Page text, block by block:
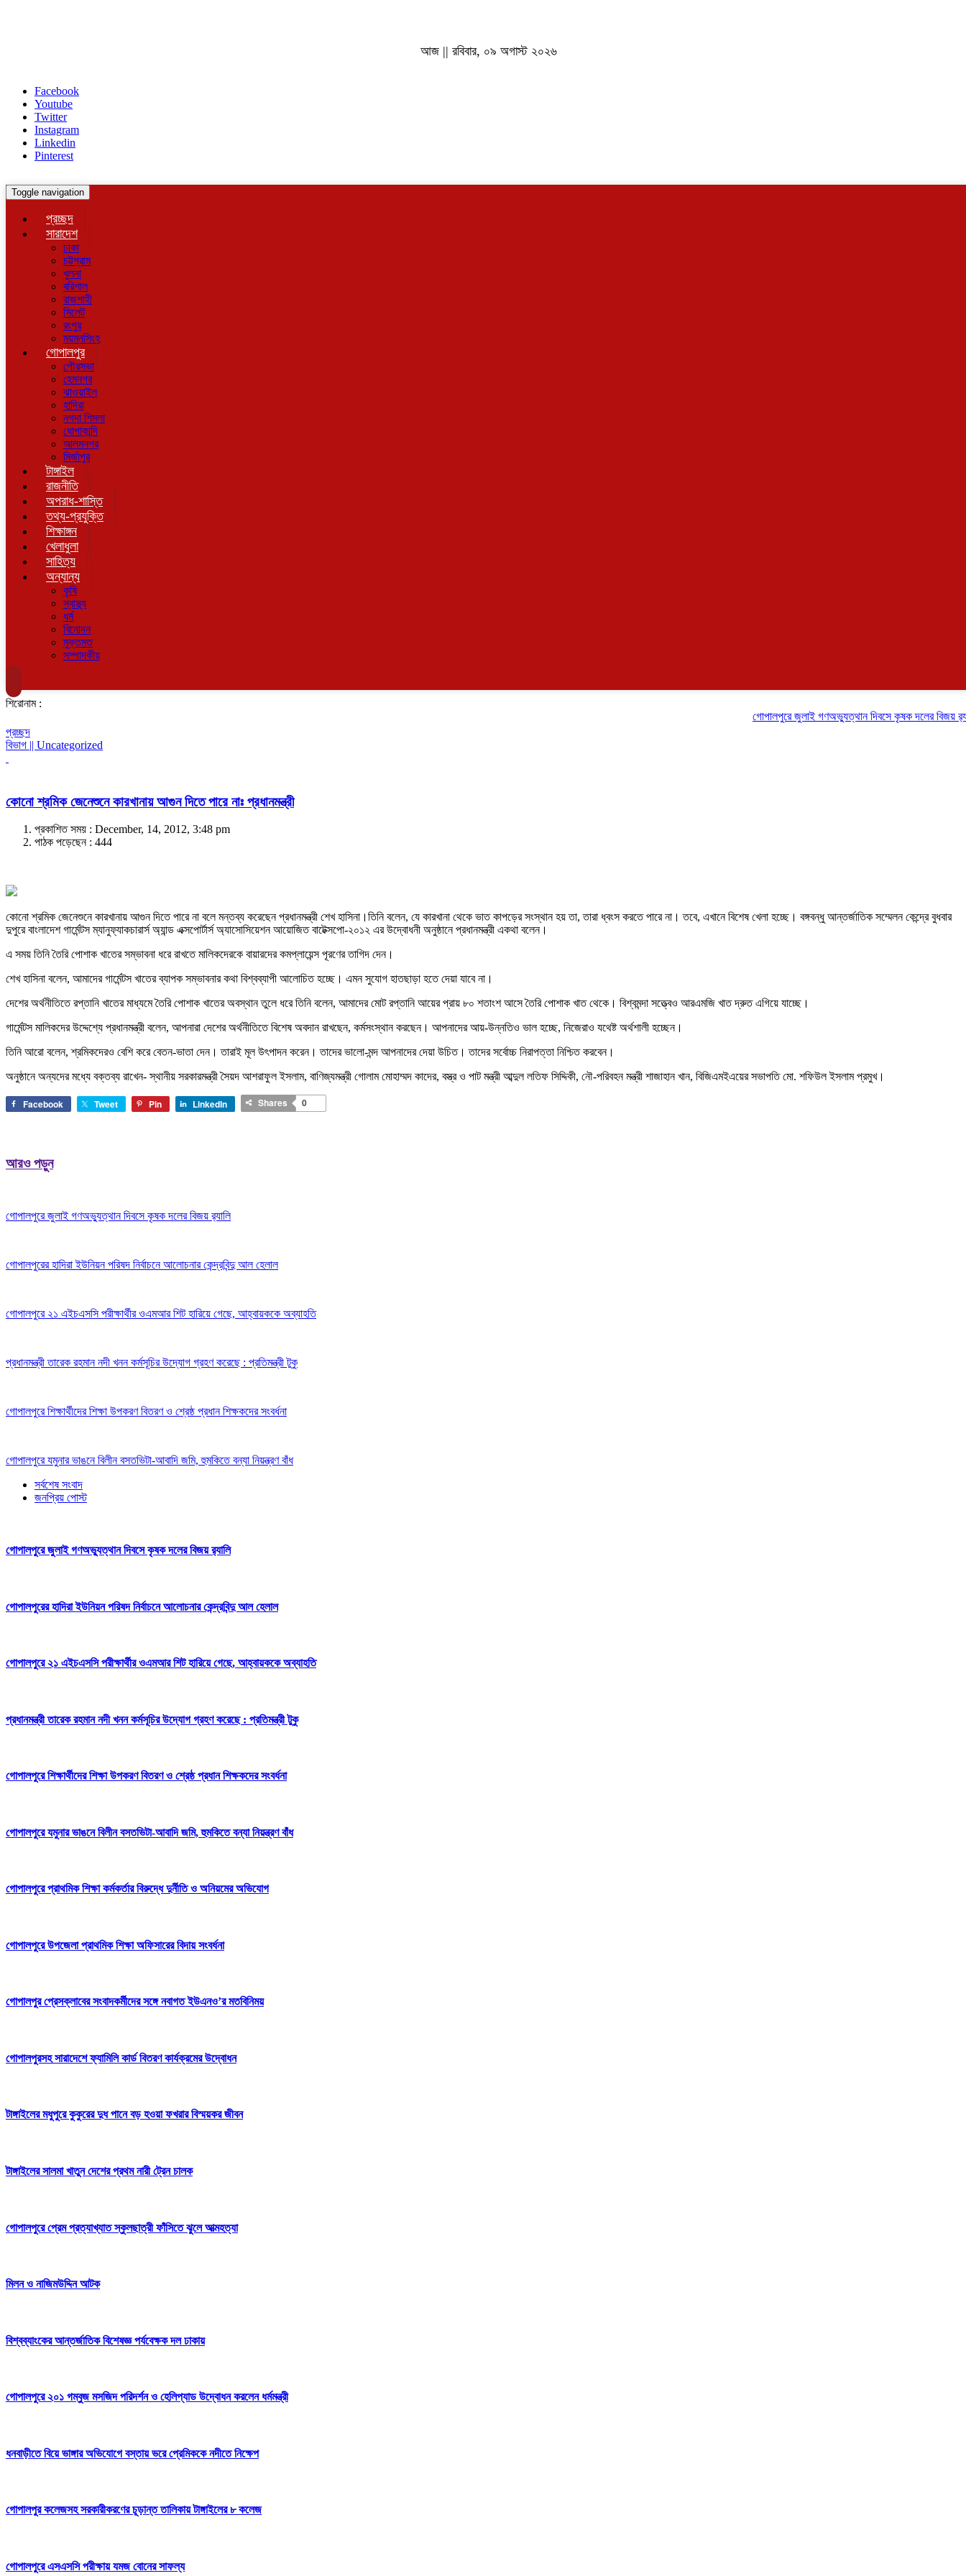
আজ || রবিবার, ০৯ অগাস্ট ২০২৬
Facebook
Youtube
Twitter
Instagram
Linkedin
Pinterest
Toggle navigation
প্রচ্ছদ
সারাদেশ
ঢাকা
চট্টগ্রাম
খুলনা
বরিশাল
রাজশাহী
সিলেট
রংপুর
ময়মনসিংহ
গোপালপুর
পৌরসভা
হেমনগর
ঝাওয়াইল
হাদিরা
নগদা শিমলা
ধোপাকান্দি
আলমনগর
মির্জাপুর
টাঙ্গাইল
রাজনীতি
অপরাধ-শাস্তি
তথ্য-প্রযুক্তি
শিক্ষাঙ্গন
খেলাধুলা
সাহিত্য
অন্যান্য
কৃষি
স্বাস্থ্য
ধর্ম
বিনোদন
মুক্তমত
সম্পাদকীয়
শিরোনাম :
গোপালপুরে জুলাই গণঅভ্যুত্থান দিবসে কৃষক দলের বিজয় র‍্যালি
প্রচ্ছদ
বিভাগ || Uncategorized
কোনো শ্রমিক জেনেশুনে কারখানায় আগুন দিতে পারে নাঃ প্রধানমন্ত্রী
প্রকাশিত সময় : December, 14, 2012, 3:48 pm
পাঠক পড়েছেন : 444
কোনো শ্রমিক জেনেশুনে কারখানায় আগুন দিতে পারে না বলে মন্তব্য করেছেন প্রধানমন্ত্রী শেখ হাসিনা।তিনি বলেন, যে কারখানা থেকে ভাত কাপড়ের সংস্থান হয় তা, তারা ধ্বংস করতে পারে না। তবে, এখানে বিশেষ খেলা হচ্ছে। বঙ্গবন্ধু আন্তর্জাতিক সম্মেলন কেন্দ্রে বুধবার
দুপুরে বাংলাদেশ গার্মেন্টস ম্যানুফ্যাকচারার্স অ্যান্ড এক্সপোর্টার্স অ্যাসোসিয়েশন আয়োজিত বাটেক্সপো-২০১২ এর উদ্বোধনী অনুষ্ঠানে প্রধানমন্ত্রী একথা বলেন।
এ সময় তিনি তৈরি পোশাক খাতের সম্ভাবনা ধরে রাখতে মালিকদেরকে বায়ারদের কমপ্লায়েন্স পূরণের তাগিদ দেন।
শেখ হাসিনা বলেন, আমাদের গার্মেন্টস খাতের ব্যাপক সম্ভাবনার কথা বিশ্বব্যাপী আলোচিত হচ্ছে। এমন সুযোগ হাতছাড়া হতে দেয়া যাবে না।
দেশের অর্থনীতিতে রপ্তানি খাতের মাধ্যমে তৈরি পোশাক খাতের অবস্থান তুলে ধরে তিনি বলেন, আমাদের মোট রপ্তানি আয়ের প্রায় ৮০ শতাংশ আসে তৈরি পোশাক খাত থেকে। বিশ্বমন্দা সত্ত্বেও আরএমজি খাত দ্রুত এগিয়ে যাচ্ছে।
গার্মেন্টস মালিকদের উদ্দেশ্যে প্রধানমন্ত্রী বলেন, আপনারা দেশের অর্থনীতিতে বিশেষ অবদান রাখছেন, কর্মসংস্থান করছেন। আপনাদের আয়-উন্নতিও ভাল হচ্ছে, নিজেরাও যথেষ্ট অর্থশালী হচ্ছেন।
তিনি আরো বলেন, শ্রমিকদেরও বেশি করে বেতন-ভাতা দেন। তারাই মূল উৎপাদন করেন। তাদের ভালো-মন্দ আপনাদের দেয়া উচিত। তাদের সর্বোচ্চ নিরাপত্তা নিশ্চিত করবেন।
অনুষ্ঠানে অন্যদের মধ্যে বক্তব্য রাখেন- স্থানীয় সরকারমন্ত্রী সৈয়দ আশরাফুল ইসলাম, বাণিজ্যমন্ত্রী গোলাম মোহাম্মদ কাদের, বস্ত্র ও পাট মন্ত্রী আব্দুল লতিফ সিদ্দিকী, নৌ-পরিবহন মন্ত্রী শাজাহান খান, বিজিএমইএয়ের সভাপতি মো. শফিউল ইসলাম প্রমুখ।
Facebook Tweet Pin LinkedIn Shares 0
আরও পড়ুন
গোপালপুরে জুলাই গণঅভ্যুত্থান দিবসে কৃষক দলের বিজয় র‍্যালি
গোপালপুরের হাদিরা ইউনিয়ন পরিষদ নির্বাচনে আলোচনার কেন্দ্রবিন্দু আল হেলাল
গোপালপুরে ২১ এইচএসসি পরীক্ষার্থীর ওএমআর শিট হারিয়ে গেছে, আহ্বায়ককে অব্যাহতি
প্রধানমন্ত্রী তারেক রহমান নদী খনন কর্মসূচির উদ্যোগ গ্রহণ করেছে : প্রতিমন্ত্রী টুকু
গোপালপুরে শিক্ষার্থীদের শিক্ষা উপকরণ বিতরণ ও শ্রেষ্ঠ প্রধান শিক্ষকদের সংবর্ধনা
গোপালপুরে যমুনার ভাঙনে বিলীন বসতভিটা-আবাদি জমি, হুমকিতে বন্যা নিয়ন্ত্রণ বাঁধ
সর্বশেষ সংবাদ
জনপ্রিয় পোস্ট
গোপালপুরে জুলাই গণঅভ্যুত্থান দিবসে কৃষক দলের বিজয় র‍্যালি
গোপালপুরের হাদিরা ইউনিয়ন পরিষদ নির্বাচনে আলোচনার কেন্দ্রবিন্দু আল হেলাল
গোপালপুরে ২১ এইচএসসি পরীক্ষার্থীর ওএমআর শিট হারিয়ে গেছে, আহ্বায়ককে অব্যাহতি
প্রধানমন্ত্রী তারেক রহমান নদী খনন কর্মসূচির উদ্যোগ গ্রহণ করেছে : প্রতিমন্ত্রী টুকু
গোপালপুরে শিক্ষার্থীদের শিক্ষা উপকরণ বিতরণ ও শ্রেষ্ঠ প্রধান শিক্ষকদের সংবর্ধনা
গোপালপুরে যমুনার ভাঙনে বিলীন বসতভিটা-আবাদি জমি, হুমকিতে বন্যা নিয়ন্ত্রণ বাঁধ
গোপালপুরে প্রাথমিক শিক্ষা কর্মকর্তার বিরুদ্ধে দুর্নীতি ও অনিয়মের অভিযোগ
গোপালপুরে উপজেলা প্রাথমিক শিক্ষা অফিসারের বিদায় সংবর্ধনা
গোপালপুর প্রেসক্লাবের সংবাদকর্মীদের সঙ্গে নবাগত ইউএনও’র মতবিনিময়
গোপালপুরসহ সারাদেশে ফ্যামিলি কার্ড বিতরণ কার্যক্রমের উদ্বোধন
টাঙ্গাইলের মধুপুরে কুকুরের দুধ পানে বড় হওয়া ফখরার বিস্ময়কর জীবন
টাঙ্গাইলের সালমা খাতুন দেশের প্রথম নারী ট্রেন চালক
গোপালপুরে প্রেম প্রত্যাখ্যাত স্কুলছাত্রী ফাঁসিতে ঝুলে আত্মহত্যা
মিলন ও নাজিমউদ্দিন আটক
বিশ্বব্যাংকের আন্তর্জাতিক বিশেষজ্ঞ পর্যবেক্ষক দল ঢাকায়
গোপালপুরে ২০১ গম্বুজ মসজিদ পরিদর্শন ও হেলিপ্যাড উদ্বোধন করলেন ধর্মমন্ত্রী
ধনবাড়ীতে বিয়ে ভাঙ্গার অভিযোগে বস্তায় ভরে প্রেমিককে নদীতে নিক্ষেপ
গোপালপুর কলেজসহ সরকারীকরণের চূড়ান্ত তালিকায় টাঙ্গাইলের ৮ কলেজ
গোপালপুরে এসএসসি পরীক্ষায় যমজ বোনের সাফল্য